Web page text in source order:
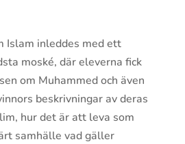
Islam inleddes med ett
moské, där eleverna fick
om Muhammed och även
beskrivningar av deras
hur det är att leva som
samhälle vad gäller